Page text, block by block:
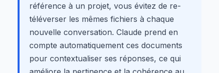
référence à un projet, vous évitez de re-
téléverser les mêmes fichiers à chaque
nouvelle conversation. Claude prend en
compte automatiquement ces documents
pour contextualiser ses réponses, ce qui